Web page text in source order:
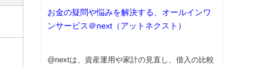
お金の疑問や悩みを解決する、オールインワ
ンサービス＠next（アットネクスト）
@nextは、資産運用や家計の見直し、借入の比較